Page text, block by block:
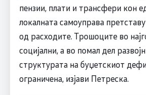
пензии, плати и трансфери кон
локалната самоуправа
од расходите. Трошоците во
социјални, а во помал дел
структурата на буџетскиот
ограничена, изјави Петреска.